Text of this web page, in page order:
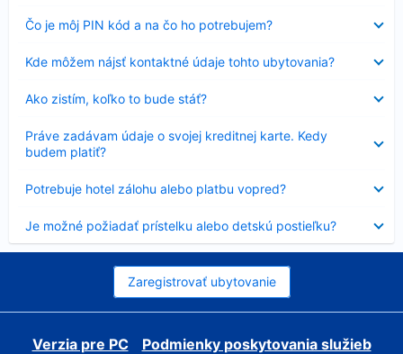
Čo je môj PIN kód a na čo ho potrebujem?
Nezobrazuje
sa
Kde môžem nájsť kontaktné údaje tohto ubytovania?
sa
Ako zistím, koľko to bude stáť?
sa
Práve zadávam údaje o svojej kreditnej karte. Kedy
budem platiť?
sa
Potrebuje hotel zálohu alebo platbu vopred?
sa
Je možné požiadať prístelku alebo detskú postieľku?
sa
Zaregistrovať ubytovanie
Verzia pre PC
Podmienky poskytovania služieb